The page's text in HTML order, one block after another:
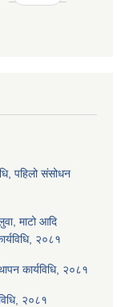
पहिलो संसोधन
माटो आदि
२०८१
कार्यविधि, २०८१
२०८१